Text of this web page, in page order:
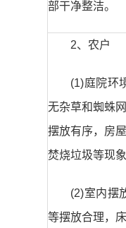
部干净整洁。
2、农户
(1)庭院环
无杂草和蜘蛛
摆放有序，房
焚烧垃圾等现
(2)室内摆
等摆放合理，